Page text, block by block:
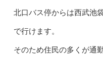
北口バス停からは西武池
で行けます。
そのため住民の多くが通